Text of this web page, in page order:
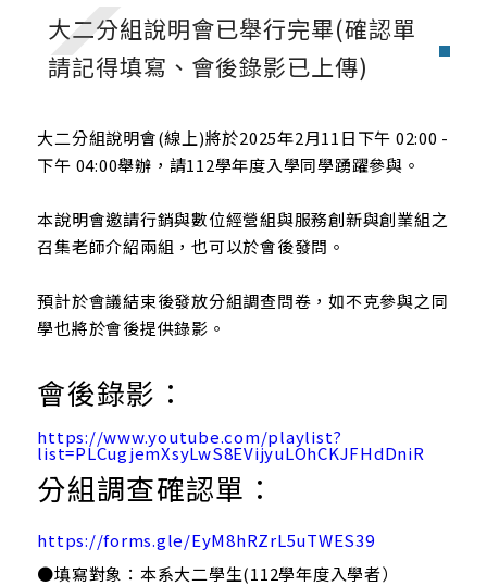
雙主修.輔系.學分學程
大二分組、轉組
修業規定
畢業專題
SAS學術資格認證證書與數位徽章
碩士班
修課地圖
必修科目表
論文計畫書與學位論文口試專區
畢業門檻
碩士學分學程
大二分組說明會已舉行完畢(確認單
請記得填寫、會後錄影已上傳)
大二分組說明會(線上)將於2025年2月11日下午 02:00 -
下午 04:00舉辦，請112學年度入學同學踴躍參與。
本說明會邀請行銷與數位經營組與服務創新與創業組之
召集老師介紹兩組，也可以於會後發問。
預計於會議結束後發放分組調查問卷，如不克參與之同
學也將於會後提供錄影。
會後錄影：
https://www.youtube.com/playlist?
list=PLCugjemXsyLwS8EVijyuLOhCKJFHdDniR
分組調查確認單：
https://forms.gle/EyM8hRZrL5uTWES39
●填寫對象：本系大二學生(112學年度入學者）